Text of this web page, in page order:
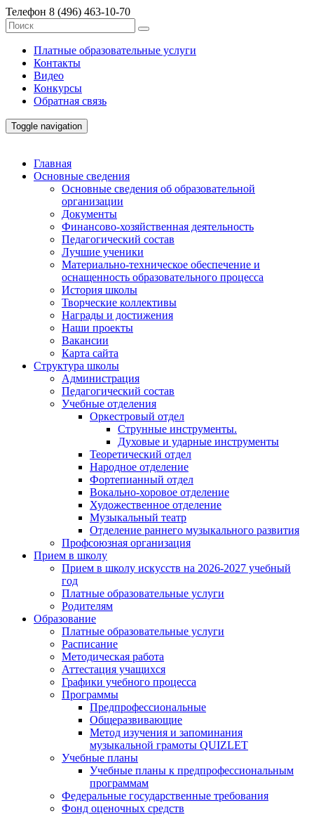
Телефон 8 (496) 463-10-70
Платные образовательные услуги
Контакты
Видео
Конкурсы
Обратная связь
Toggle navigation
Главная
Основные сведения
Основные сведения об образовательной
организации
Документы
Финансово-хозяйственная деятельность
Педагогический состав
Лучшие ученики
Материально-техническое обеспечение и
оснащенность образовательного процесса
История школы
Творческие коллективы
Награды и достижения
Наши проекты
Вакансии
Карта сайта
Структура школы
Администрация
Педагогический состав
Учебные отделения
Оркестровый отдел
Струнные инструменты.
Духовые и ударные инструменты
Теоретический отдел
Народное отделение
Фортепианный отдел
Вокально-хоровое отделение
Художественное отделение
Музыкальный театр
Отделение раннего музыкального развития
Профсоюзная организация
Прием в школу
Прием в школу искусств на 2026-2027 учебный
год
Платные образовательные услуги
Родителям
Образование
Платные образовательные услуги
Расписание
Методическая работа
Аттестация учащихся
Графики учебного процесса
Программы
Предпрофессиональные
Общеразвивающие
Метод изучения и запоминания
музыкальной грамоты QUIZLET
Учебные планы
Учебные планы к предпрофессиональным
программам
Федеральные государственные требования
Фонд оценочных средств